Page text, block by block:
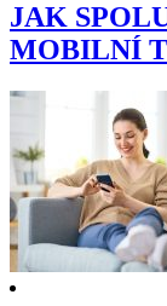
JAK
MOBILNÍ